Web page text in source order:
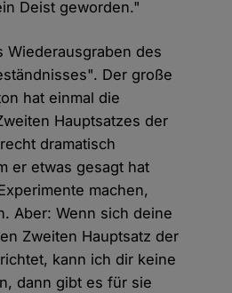
Deist geworden."
Wiederausgraben des
Der große
hat einmal die
Hauptsatzes der
dramatisch
er etwas gesagt hat
machen,
Aber: Wenn sich deine
Zweiten Hauptsatz der
kann ich dir keine
dann gibt es für sie